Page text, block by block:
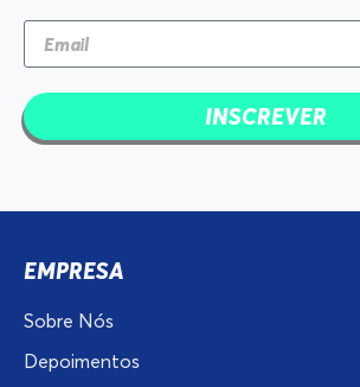
INSCREVER
EMPRESA
Sobre Nós
Depoimentos